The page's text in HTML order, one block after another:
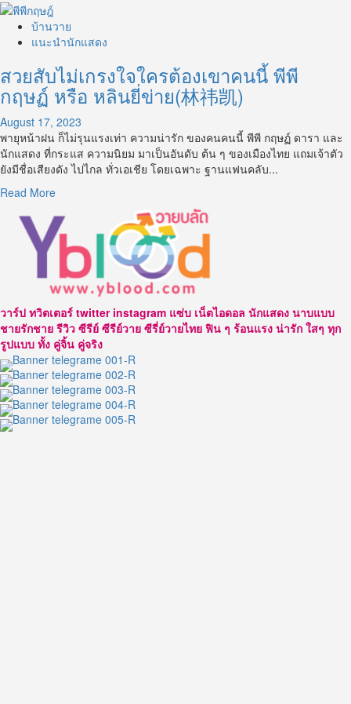
บ้านวาย
แนะนำนักแสดง
สวยสับไม่เกรงใจใครต้องเขาคนนี้ พีพี
กฤษฏ์ หรือ หลินยี่ข่าย(林祎凯)
August 17, 2023
พายุหน้าฝน ก็ไม่รุนแรงเท่า ความน่ารัก ของคนคนนี้ พีพี กฤษฏ์ ดารา และ
นักแสดง ที่กระแส ความนิยม มาเป็นอันดับ ต้น ๆ ของเมืองไทย แถมเจ้าตัว
ยังมีชื่อเสียงดัง ไปไกล ทั่วเอเชีย โดยเฉพาะ ฐานแฟนคลับ...
Read MoreRead
about
สวย
สับ
ไม่
เกรงใจ
ต้อง
เขา
คน
นี้
พีพี
กฤษฏ์
หรือ
หลิน
วาร์ป ทวิตเตอร์ twitter instagram แซ่บ เน็ตไอดอล นักแสดง นาบแบบ
ชายรักชาย รีวิว ซีรีย์ ซีรีย์วาย ซีรี่ย์วายไทย ฟิน ๆ ร้อนแรง น่ารัก ใสๆ ทุก
รูปแบบ ทั้ง คู่จิ้น คู่จริง